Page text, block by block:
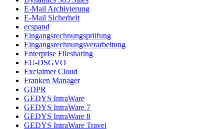
E-Mail Archivierung
E-Mail Sicherheit
ecspand
Eingangsrechnungsprüfung
Eingangsrechnungsverarbeitung
Enterprise Filesharing
EU-DSGVO
Exclaimer Cloud
Franken Manager
GDPR
GEDYS IntraWare
GEDYS IntraWare 7
GEDYS IntraWare 8
GEDYS IntraWare Travel